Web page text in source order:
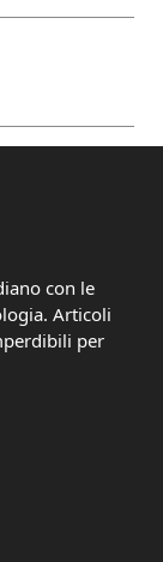
con le
Articoli
per